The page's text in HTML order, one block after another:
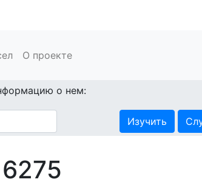
О проекте
о нем:
Изучить